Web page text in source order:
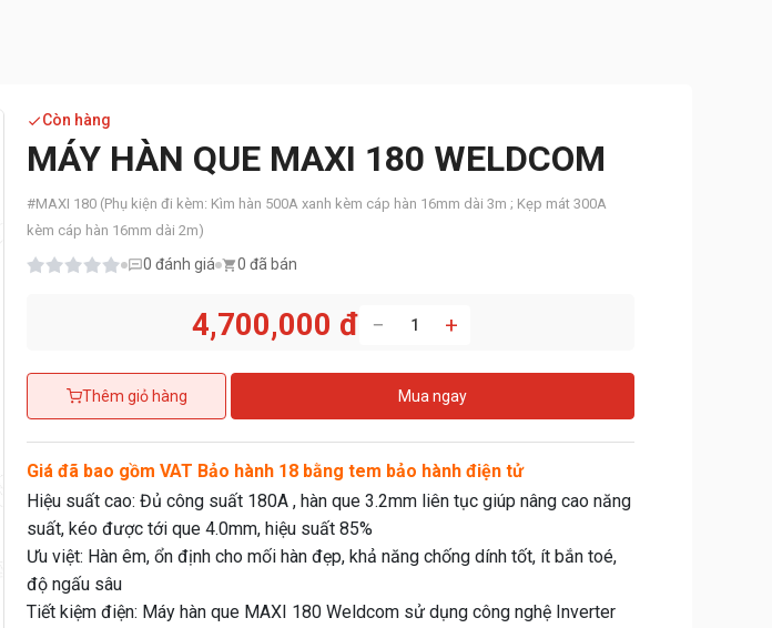
Còn hàng
MÁY HÀN QUE MAXI 180 WELDCOM
#MAXI 180 (Phụ kiện đi kèm: Kìm hàn 500A xanh kèm cáp hàn 16mm dài 3m ; Kẹp mát 300A
kèm cáp hàn 16mm dài 2m)
0 đánh giá 0 đã bán
4,700,000 đ − +
Thêm giỏ hàng Mua ngay
Giá đã bao gồm VAT Bảo hành 18 bằng tem bảo hành điện tử
Hiệu suất cao: Đủ công suất 180A , hàn que 3.2mm liên tục giúp nâng cao năng
suất, kéo được tới que 4.0mm, hiệu suất 85%
Ưu việt: Hàn êm, ổn định cho mối hàn đẹp, khả năng chống dính tốt, ít bắn toé,
độ ngấu sâu
Tiết kiệm điện: Máy hàn que MAXI 180 Weldcom sử dụng công nghệ Inverter